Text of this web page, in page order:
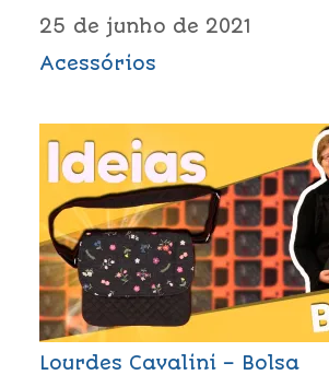
25 de junho de 2021
Acessórios
Lourdes Cavalini – Bolsa